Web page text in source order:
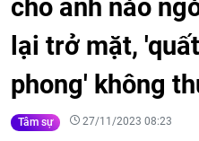
cho anh nào
lại trở mặt,
phong' không
Tâm sự 27/11/2023 08:23